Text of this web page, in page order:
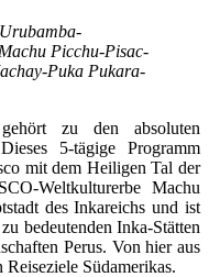
Picchu-Pisac-
Puka Pukara-
zu den absoluten
5-tägige Programm
mit dem Heiligen Tal der
Weltkulturerbe Machu
des Inkareichs und ist
bedeutenden Inka-Stätten
Perus. Von hier aus
Reiseziele Südamerikas.